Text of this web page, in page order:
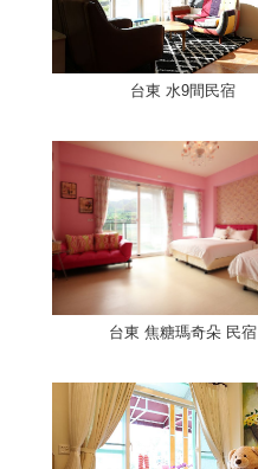
台東 水9間民宿
台東 焦糖瑪奇朵 民宿